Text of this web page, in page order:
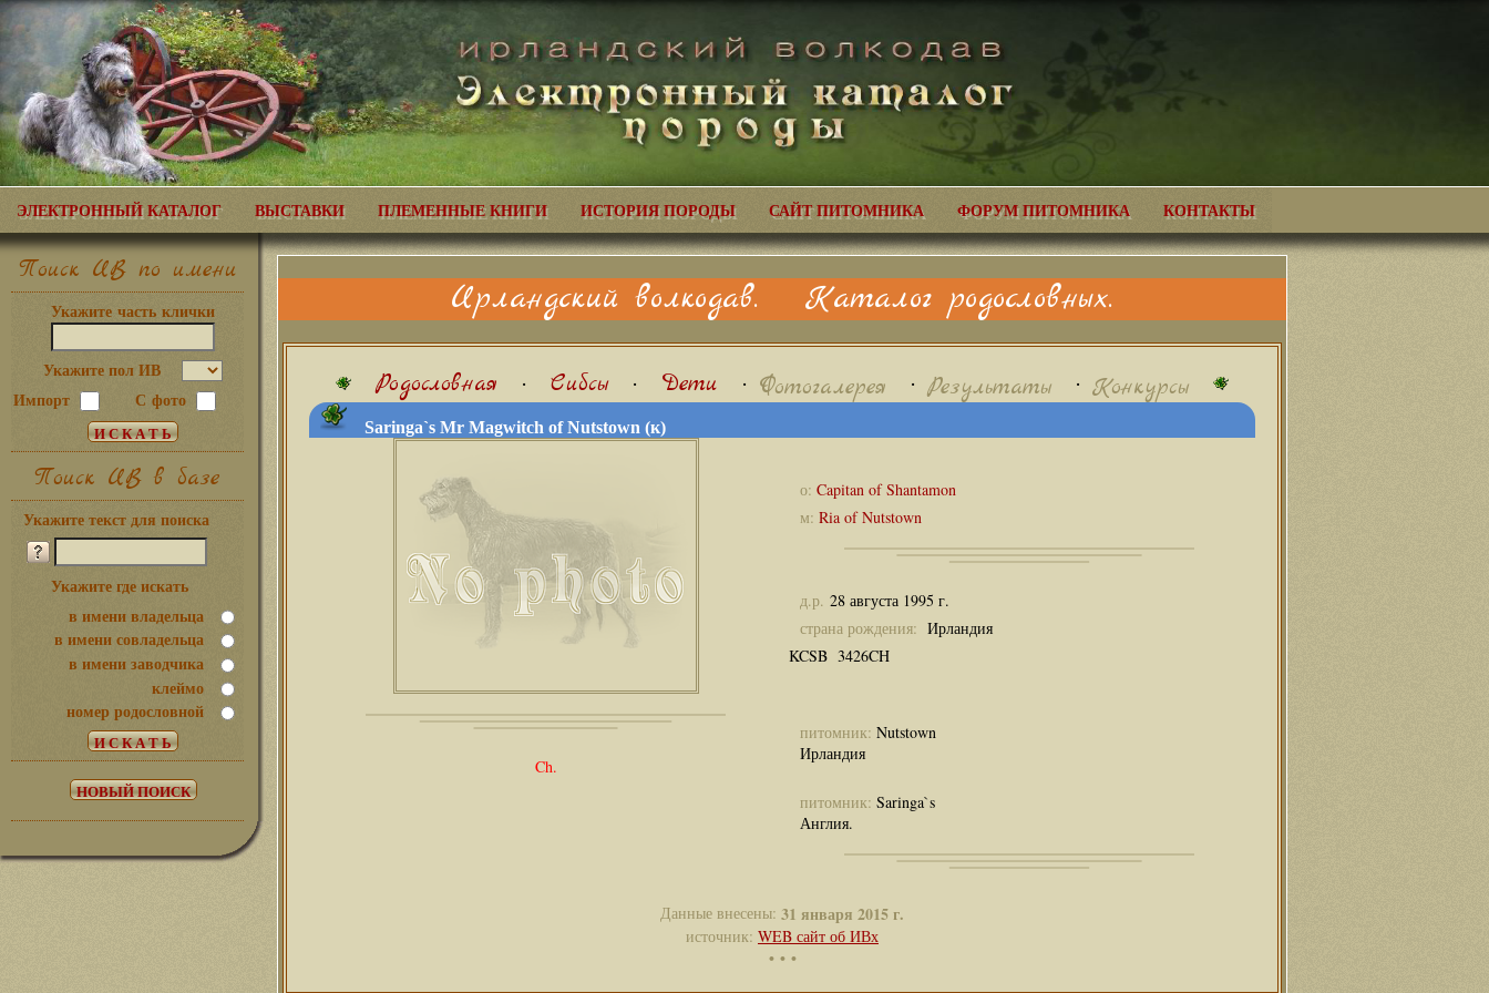
ЭЛЕКТРОННЫЙ КАТАЛОГ ВЫСТАВКИ ПЛЕМЕННЫЕ КНИГИ ИСТОРИЯ ПОРОДЫ САЙТ ПИТОМНИКА ФОРУМ ПИТОМНИКА КОНТАКТЫ
Поиск ИВ по имени
Укажите часть клички
Укажите пол ИВ
Импорт
С фото
Поиск ИВ в базе
Укажите текст для поиска
Укажите где искать
в имени владельца
в имени совладельца
в имени заводчика
клеймо
номер родословной
Ирландский волкодав. Каталог родословных.
Родословная • Сибсы• Дети • Фотогалерея • Результаты • Конкурсы
Saringa`s Mr Magwitch of Nutstown (к)
Ch.
о: Capitan of Shantamon
м: Ria of Nutstown
д.р. 28 августа 1995 г.
страна рождения: Ирландия
KCSB 3426CH
питомник: Nutstown
Ирландия
питомник: Saringa`s
Англия.
Данные внесены: 31 января 2015 г.
источник: WEB сайт об ИВх
• • •